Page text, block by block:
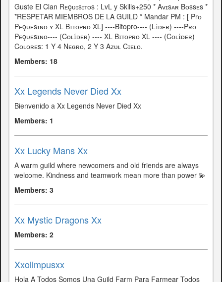
Guste El Clan Rᴇǫᴜɪsɪᴛᴏs : LvL y Skills+250 * Aᴠɪsᴀʀ Bᴏssᴇs *
*RESPETAR MIEMBROS DE LA GUILD * Mandar PM : [ Prᴏ
Pᴇǫᴜᴇsɪɴᴏ ʏ XL Bɪᴛᴏᴘʀᴏ XL] ----Bitopro---- (Lɪ́ᴅᴇʀ) ----Pʀᴏ
Pᴇǫᴜᴇsɪɴᴏ---- (Cᴏʟɪ́ᴅᴇʀ) ---- XL Bɪᴛᴏᴘʀᴏ XL ---- (Cᴏʟɪ́ᴅᴇʀ)
Cᴏʟᴏʀᴇs: 1 Y 4 Nᴇɢʀᴏ, 2 Y 3 Aᴢᴜʟ Cɪᴇʟᴏ.
Members: 18
Xx Legends Never Died Xx
Bienvenido a Xx Legends Never Died Xx
Members: 1
Xx Lucky Mans Xx
A warm guild where newcomers and old friends are always
welcome. Kindness and teamwork mean more than power 💫
Members: 3
Xx Mystic Dragons Xx
Members: 2
Xxolimpusxx
Hola A Todos Somos Una Guild Farm Para Farmear Todos